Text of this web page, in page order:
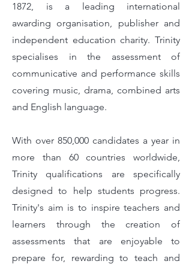
1872, is a leading international
awarding organisation, publisher and
independent education charity. Trinity
specialises in the assessment of
communicative and performance skills
covering music, drama, combined arts
and English language.
With over 850,000 candidates a year in
more than 60 countries worldwide,
Trinity qualifications are specifically
designed to help students progress.
Trinity's aim is to inspire teachers and
learners through the creation of
assessments that are enjoyable to
prepare for, rewarding to teach and